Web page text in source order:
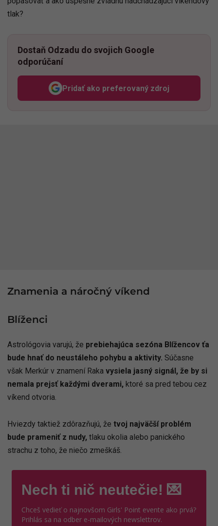
tlak?
Dostaň Odzadu do svojich Google
odporúčaní
Pridať ako preferovaný zdroj
Odzadu, odkaz sa otvorí v
Znamenia a náročný víkend
Blíženci
Astrológovia varujú, že prebiehajúca sezóna Blížencov ťa
bude hnať do neustáleho pohybu a aktivity. Súčasne
však Merkúr v znamení Raka vysiela jasný signál, že by si
nemala prejsť každými dverami, ktoré sa pred tebou cez
víkend otvoria.
Hviezdy taktiež zdôrazňujú, že tvoj najväčší problém
bude prameniť z nudy, tlaku okolia alebo panického
strachu z toho, že niečo zmeškáš.
Nech ti nič neutečie! 💌
Chceš vedieť o najnovšom Girls' Point evente ako prvá?
Prihlás sa na odber e-mailových newslettrov.